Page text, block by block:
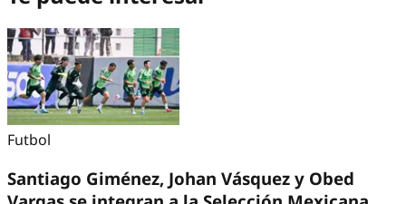
Futbol
Santiago Giménez, Johan Vásquez y Obed